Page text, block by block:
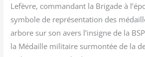
Lefèvre, com­man­dant la Bri­gade à
sym­bole de repré­sen­ta­tion des
arbore sur son avers l’insigne de la
la Médaille mili­taire sur­mon­tée de la